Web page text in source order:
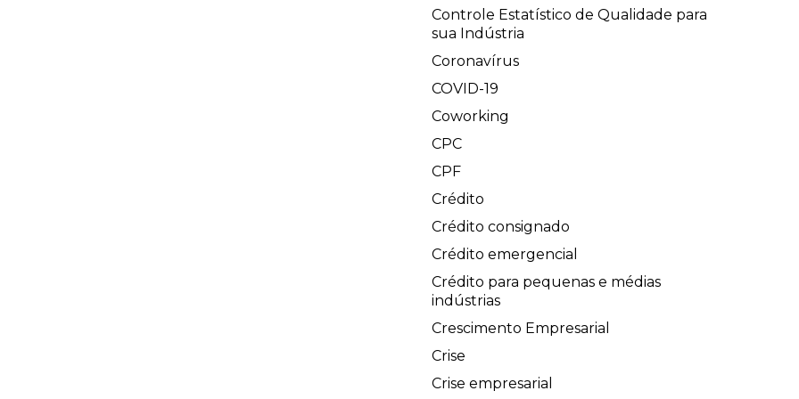
Controle Estatístico de Qualidade para
sua Indústria
Coronavírus
COVID-19
Coworking
CPC
CPF
Crédito
Crédito consignado
Crédito emergencial
Crédito para pequenas e médias
indústrias
Crescimento Empresarial
Crise
Crise empresarial